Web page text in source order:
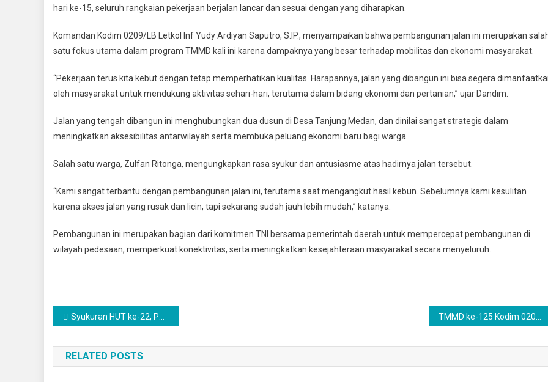
Kodim
Hampir
Rampung,
Antusias
Menyambut
hari ke-15, seluruh rangkaian pekerjaan berjalan lancar dan sesuai dengan yang diharapkan.
Komandan Kodim 0209/LB Letkol Inf Yudy Ardiyan Saputro, S.IP., menyampaikan bahwa pembangunan jalan ini merupakan
satu fokus utama dalam program TMMD kali ini karena dampaknya yang besar terhadap mobilitas dan ekonomi masyarakat.
“Pekerjaan terus kita kebut dengan tetap memperhatikan kualitas. Harapannya, jalan yang dibangun ini bisa segera
oleh masyarakat untuk mendukung aktivitas sehari-hari, terutama dalam bidang ekonomi dan pertanian,” ujar Dandim.
Jalan yang tengah dibangun ini menghubungkan dua dusun di Desa Tanjung Medan, dan dinilai sangat strategis dalam
meningkatkan aksesibilitas antarwilayah serta membuka peluang ekonomi baru bagi warga.
Salah satu warga, Zulfan Ritonga, mengungkapkan rasa syukur dan antusiasme atas hadirnya jalan tersebut.
“Kami sangat terbantu dengan pembangunan jalan ini, terutama saat mengangkut hasil kebun. Sebelumnya kami kesulitan
karena akses jalan yang rusak dan licin, tapi sekarang sudah jauh lebih mudah,” katanya.
Pembangunan ini merupakan bagian dari komitmen TNI bersama pemerintah daerah untuk mempercepat pembangunan di
wilayah pedesaan, memperkuat konektivitas, serta meningkatkan kesejahteraan masyarakat secara menyeluruh.
Navigasi
pos
Syukuran HUT ke-22, PPAD Sumut Apresiasi Semangat Juang Mayjen Haposan Silalahi
RELATED POSTS